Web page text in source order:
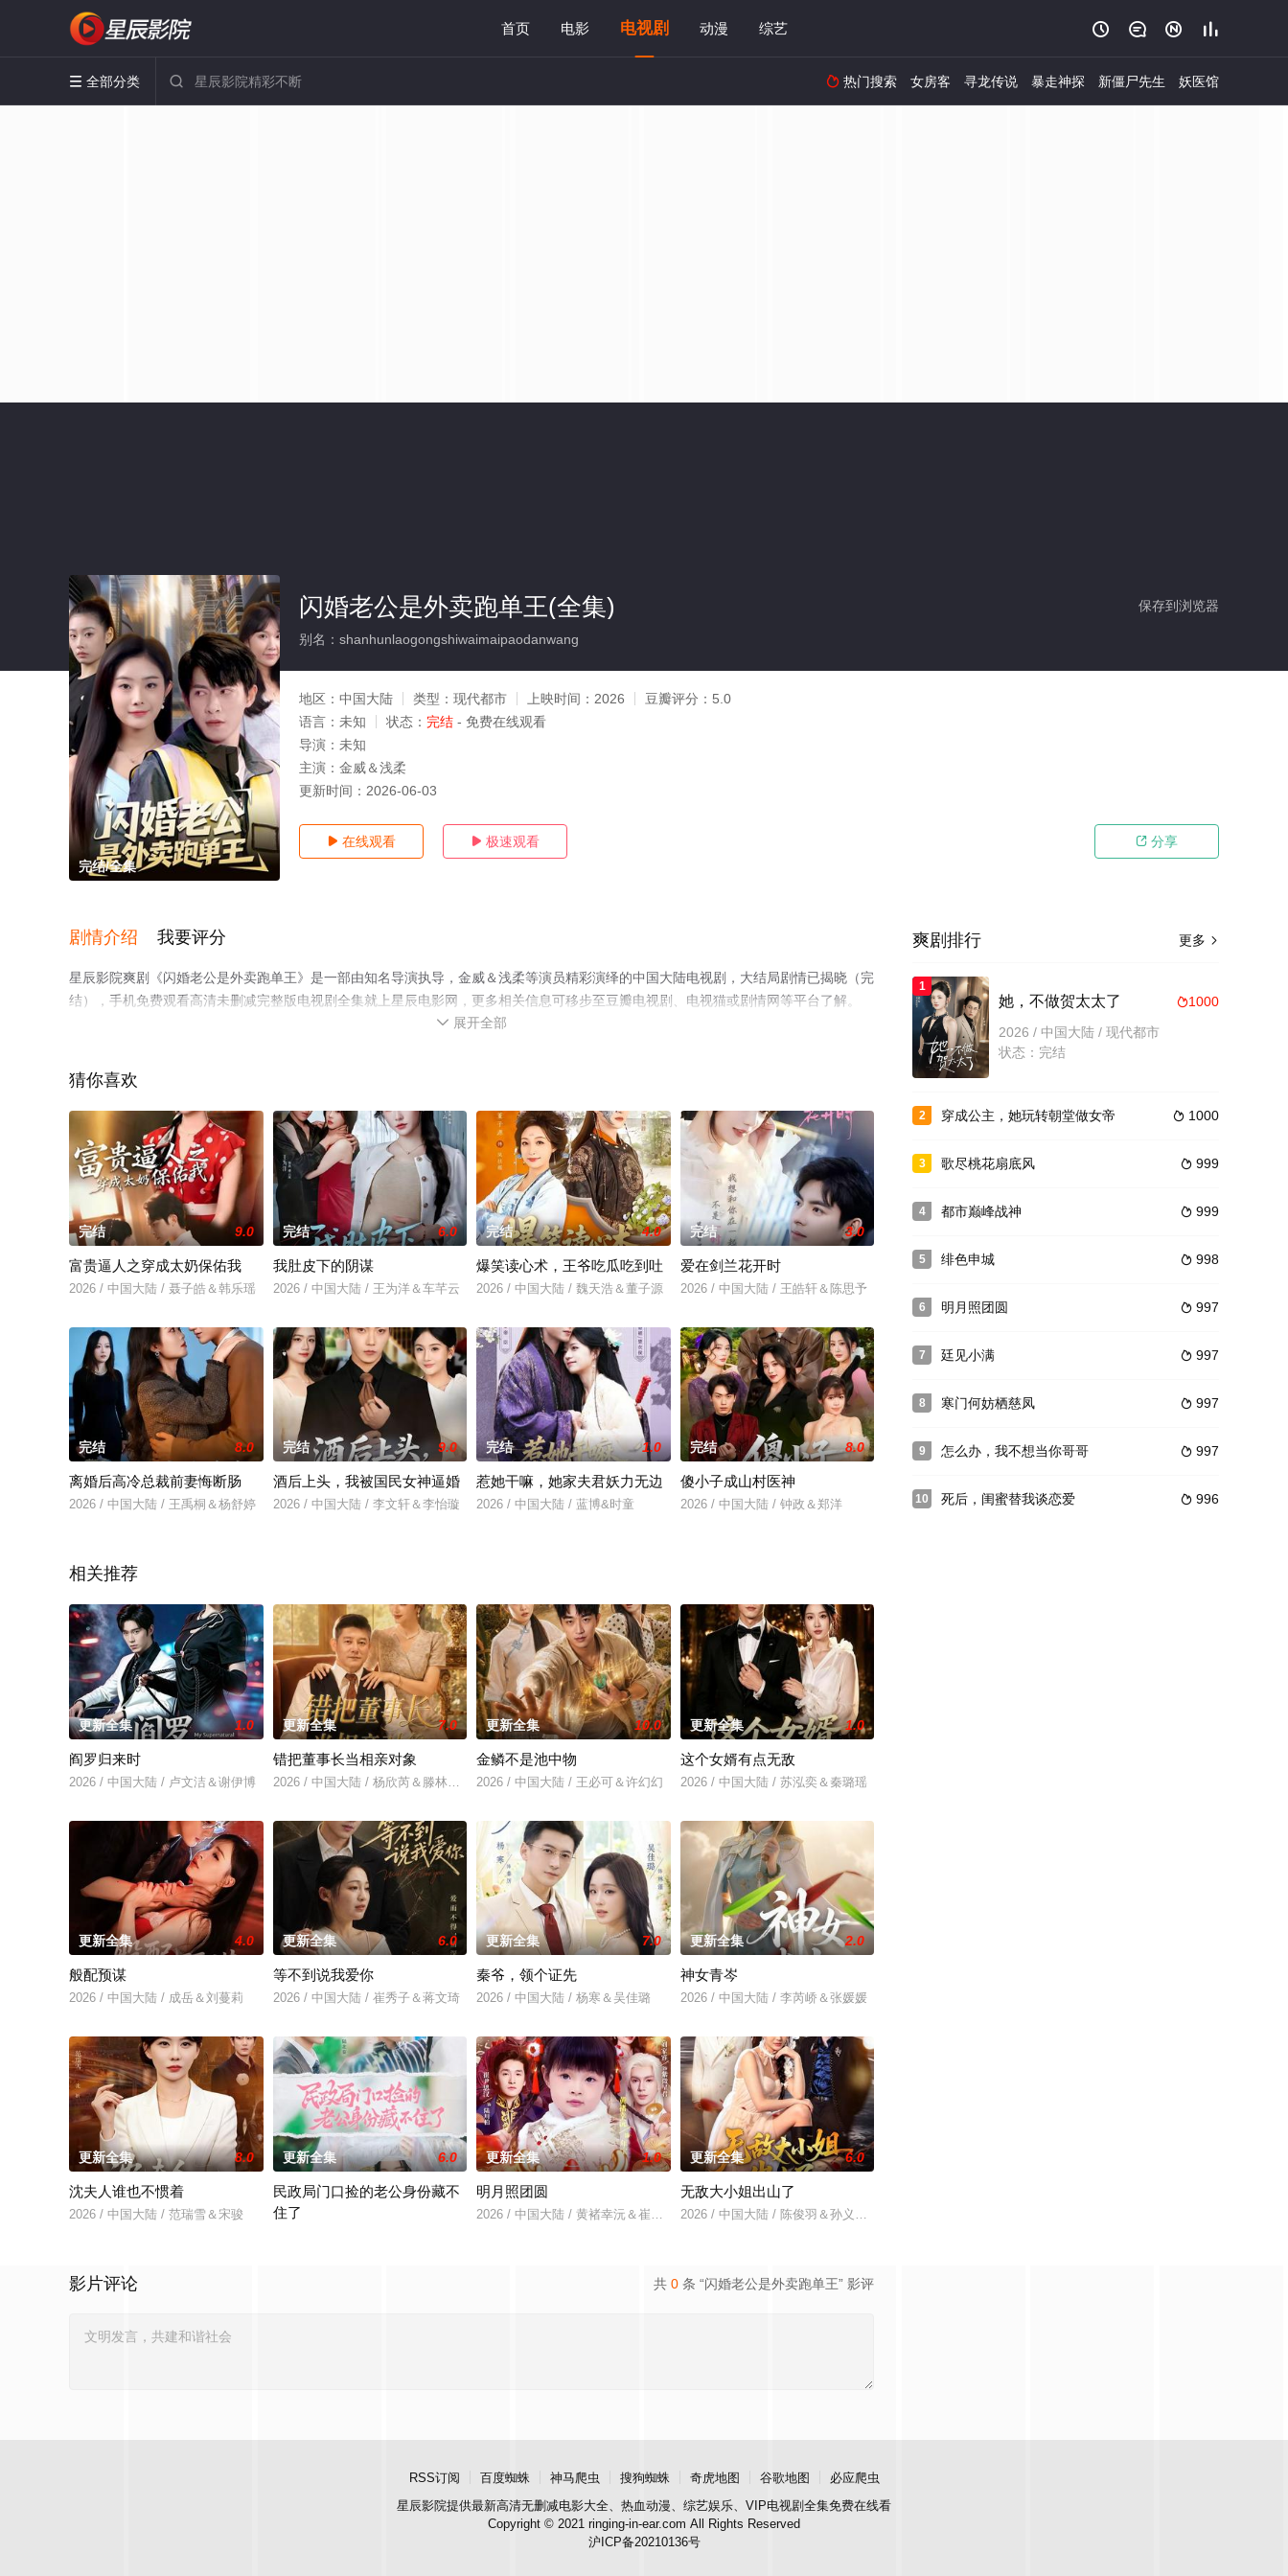
首页 电影 电视剧 动漫 综艺    
 全部分类   热门搜索 女房客 寻龙传说 暴走神探 新僵尸先生 妖医馆
完结/全集
保存到浏览器
闪婚老公是外卖跑单王(全集)
别名：shanhunlaogongshiwaimaipaodanwang
地区： 中国大陆 类型： 现代都市 上映时间： 2026 豆瓣评分： 5.0
语言： 未知 状态： 完结 - 免费在线观看
导演： 未知
主演： 金威＆浅柔
更新时间： 2026-06-03
 在线观看  极速观看  分享
剧情介绍 我要评分
星辰影院爽剧《闪婚老公是外卖跑单王》是一部由知名导演执导，金威＆浅柔等演员精彩演绎的中国大陆电视剧，大结局剧情已揭晓（完
结），手机免费观看高清未删减完整版电视剧全集就上星辰电影网，更多相关信息可移步至豆瓣电视剧、电视猫或剧情网等平台了解。
 展开全部
猜你喜欢
完结 9.0
富贵逼人之穿成太奶保佑我
2026 / 中国大陆 / 聂子皓＆韩乐瑶
完结 6.0
我肚皮下的阴谋
2026 / 中国大陆 / 王为洋＆车芊云
完结 4.0
爆笑读心术，王爷吃瓜吃到吐
2026 / 中国大陆 / 魏天浩＆董子源
完结 3.0
爱在剑兰花开时
2026 / 中国大陆 / 王皓轩＆陈思予
完结 8.0
离婚后高冷总裁前妻悔断肠
2026 / 中国大陆 / 王禹桐＆杨舒婷
完结 9.0
酒后上头，我被国民女神逼婚
2026 / 中国大陆 / 李文轩＆李怡璇
完结 1.0
惹她干嘛，她家夫君妖力无边
2026 / 中国大陆 / 蓝博&时童
完结 8.0
傻小子成山村医神
2026 / 中国大陆 / 钟政＆郑洋
相关推荐
更新全集 1.0
阎罗归来时
2026 / 中国大陆 / 卢文洁＆谢伊博
更新全集 7.0
错把董事长当相亲对象
2026 / 中国大陆 / 杨欣芮＆滕林＆马治邦
更新全集 10.0
金鳞不是池中物
2026 / 中国大陆 / 王必可＆许幻幻
更新全集 1.0
这个女婿有点无敌
2026 / 中国大陆 / 苏泓奕＆秦璐瑶
更新全集 4.0
般配预谋
2026 / 中国大陆 / 成岳＆刘蔓莉
更新全集 6.0
等不到说我爱你
2026 / 中国大陆 / 崔秀子＆蒋文琦
更新全集 7.0
秦爷，领个证先
2026 / 中国大陆 / 杨寒＆吴佳璐
更新全集 2.0
神女青岑
2026 / 中国大陆 / 李芮峤＆张媛媛
更新全集 8.0
沈夫人谁也不惯着
2026 / 中国大陆 / 范瑞雪＆宋骏
更新全集 6.0
民政局门口捡的老公身份藏不
住了
更新全集 1.0
明月照团圆
2026 / 中国大陆 / 黄褚幸沅＆崔尹思汉
更新全集 6.0
无敌大小姐出山了
2026 / 中国大陆 / 陈俊羽＆孙义宸＆郭亚宁
共 0 条 “闪婚老公是外卖跑单王” 影评
影片评论
更多 
爽剧排行
1
1000
她，不做贺太太了
2026 / 中国大陆 / 现代都市
状态：完结
2  1000
穿成公主，她玩转朝堂做女帝
3  999
歌尽桃花扇底风
4  999
都市巅峰战神
5  998
绯色申城
6  997
明月照团圆
7  997
廷见小满
8  997
寒门何妨栖慈凤
9  997
怎么办，我不想当你哥哥
10  996
死后，闺蜜替我谈恋爱
RSS订阅 百度蜘蛛 神马爬虫 搜狗蜘蛛 奇虎地图 谷歌地图
必应爬虫
星辰影院提供最新高清无删减电影大全、热血动漫、综艺娱乐、VIP电视剧全集免费在线看
Copyright © 2021 ringing-in-ear.com All Rights Reserved
沪ICP备20210136号